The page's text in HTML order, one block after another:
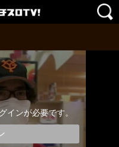
インが必要です。